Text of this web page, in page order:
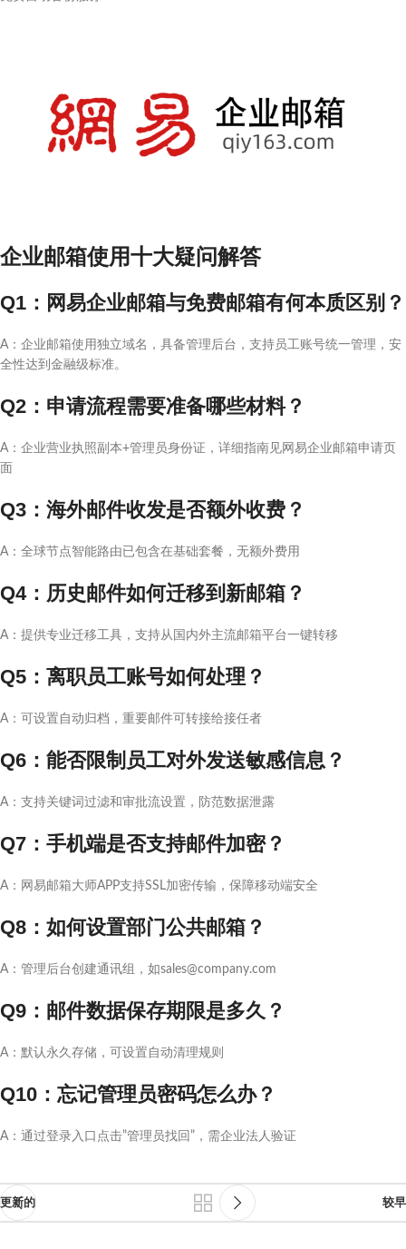
企业邮箱使用十大疑问解答
Q1：网易企业邮箱与免费邮箱有何本质区别？
A：企业邮箱使用独立域名，具备管理后台，支持员工账号统一管理，安
全性达到金融级标准。
Q2：申请流程需要准备哪些材料？
A：企业营业执照副本+管理员身份证，详细指南见网易企业邮箱申请页
面
Q3：海外邮件收发是否额外收费？
A：全球节点智能路由已包含在基础套餐，无额外费用
Q4：历史邮件如何迁移到新邮箱？
A：提供专业迁移工具，支持从国内外主流邮箱平台一键转移
Q5：离职员工账号如何处理？
A：可设置自动归档，重要邮件可转接给接任者
Q6：能否限制员工对外发送敏感信息？
A：支持关键词过滤和审批流设置，防范数据泄露
Q7：手机端是否支持邮件加密？
A：网易邮箱大师APP支持SSL加密传输，保障移动端安全
Q8：如何设置部门公共邮箱？
A：管理后台创建通讯组，如sales@company.com
Q9：邮件数据保存期限是多久？
A：默认永久存储，可设置自动清理规则
Q10：忘记管理员密码怎么办？
A：通过登录入口点击”管理员找回”，需企业法人验证
更新的 较早